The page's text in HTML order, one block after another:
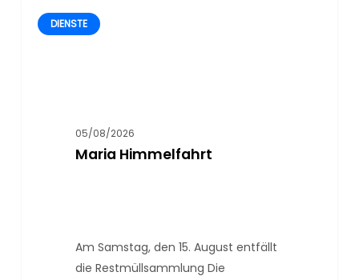
DIENSTE
05/08/2026
Maria Himmelfahrt
Am Samstag, den 15. August entfällt
die Restmüllsammlung Die